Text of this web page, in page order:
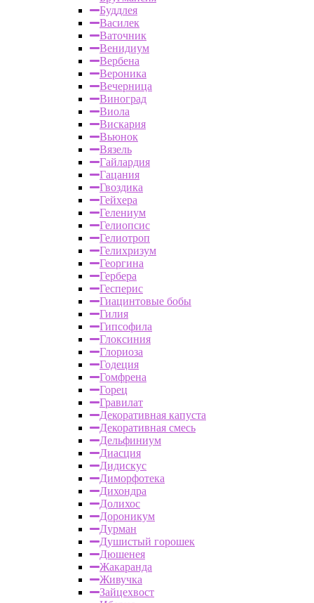
Буддлея
Василек
Ваточник
Венидиум
Вербена
Вероника
Вечерница
Виноград
Виола
Вискария
Вьюнок
Вязель
Гайлардия
Гацания
Гвоздика
Гейхера
Гелениум
Гелиопсис
Гелиотроп
Гелихризум
Георгина
Гербера
Гесперис
Гиацинтовые бобы
Гилия
Гипсофила
Глоксиния
Глориоза
Годеция
Гомфрена
Горец
Гравилат
Декоративная капуста
Декоративная смесь
Дельфиниум
Диасция
Дидискус
Диморфотека
Дихондра
Долихос
Дороникум
Дурман
Душистый горошек
Дюшенея
Жакаранда
Живучка
Зайцехвост